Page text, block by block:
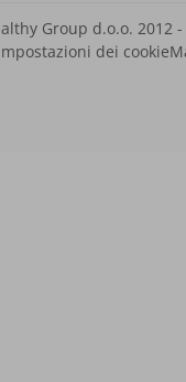
Group d.o.o. 2012 -
dei cookie